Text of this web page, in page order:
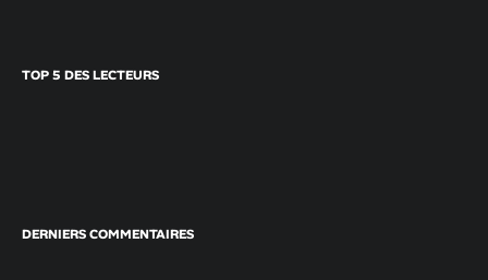
TOP 5 DES LECTEURS
DERNIERS COMMENTAIRES